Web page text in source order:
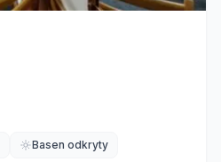
Basen odkryty